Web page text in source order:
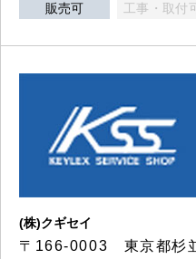
販売可 工事・取付
(株)クギセイ
〒166-0003 東京都杉